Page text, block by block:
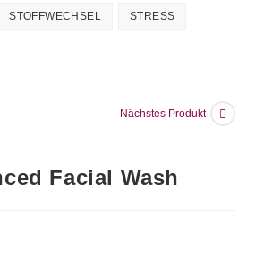
STOFFWECHSEL STRESS
Nächstes Produkt
Facial Wash